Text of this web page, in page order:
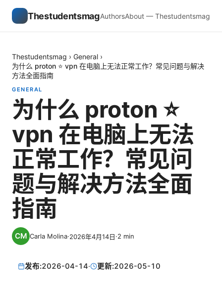
ThestudentsmagAuthorsAbout — Thestudentsmag
Thestudentsmag › General ›
为什么 proton ⭐ vpn 在电脑上无法正常工作？常见问题与解决
方法全面指南
GENERAL
为什么 proton ⭐
vpn 在电脑上无法
正常工作？常见问
题与解决方法全面
指南
Carla Molina·2026年4月14日·2 min
发布:2026-04-14· 更新:2026-05-10